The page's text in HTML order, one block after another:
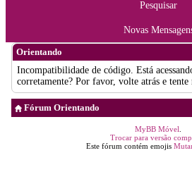
Pesquisar
Novas
Orientando
Incompatibilidade de código. Está
corretamente? Por favor, volte atrás e tente
Fórum Orientando
MyBB Móvel
Trocar para versão
Este fórum contém emojis